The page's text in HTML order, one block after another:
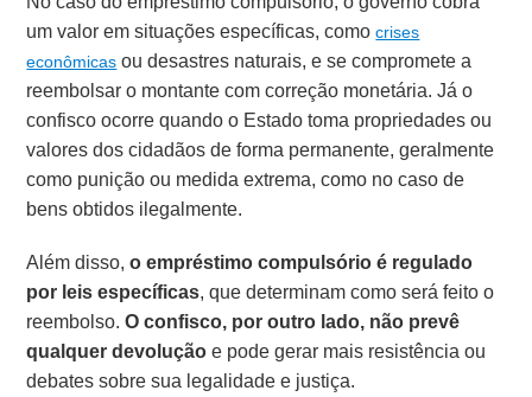
um valor em situações específicas, comocrises
econômicas ou desastres naturais, e se compromete a
reembolsar o montante com correção monetária. Já o
confisco ocorre quando o Estado toma propriedades ou
valores dos cidadãos de forma permanente, geralmente
como punição ou medida extrema, como no caso de
bens obtidos ilegalmente.
Além disso,o empréstimo compulsório é regulado
por leis específicas, que determinam como será feito o
reembolso.O confisco, por outro lado, não prevê
qualquer devoluçãoe pode gerar mais resistência ou
debates sobre sua legalidade e justiça.